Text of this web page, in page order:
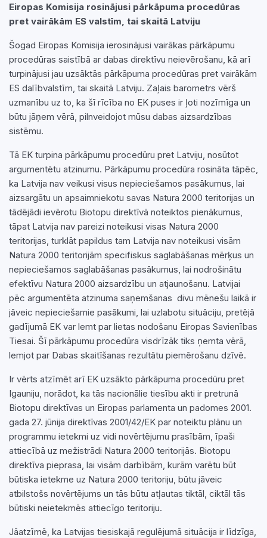
Eiropas Komisija rosinājusi pārkāpuma procedūras
pret vairākām ES valstīm, tai skaitā Latviju
Šogad Eiropas Komisija ierosinājusi vairākas pārkāpumu
procedūras saistībā ar dabas direktīvu neievērošanu, kā arī
turpinājusi jau uzsāktās pārkāpuma procedūras pret vairākām
ES dalībvalstīm, tai skaitā Latviju. Zaļais barometrs vērš
uzmanību uz to, ka šī rīcība no EK puses ir ļoti nozīmīga un
būtu jāņem vērā, pilnveidojot mūsu dabas aizsardzības
sistēmu.
Tā EK turpina pārkāpumu procedūru pret Latviju, nosūtot
argumentētu atzinumu. Pārkāpumu procedūra rosināta tāpēc,
ka Latvija nav veikusi visus nepieciešamos pasākumus, lai
aizsargātu un apsaimniekotu savas Natura 2000 teritorijas un
tādējādi ievērotu Biotopu direktīvā noteiktos pienākumus,
tāpat Latvija nav pareizi noteikusi visas Natura 2000
teritorijas, turklāt papildus tam Latvija nav noteikusi visām
Natura 2000 teritorijām specifiskus saglabāšanas mērķus un
nepieciešamos saglabāšanas pasākumus, lai nodrošinātu
efektīvu Natura 2000 aizsardzību un atjaunošanu. Latvijai
pēc argumentēta atzinuma saņemšanas divu mēnešu laikā ir
jāveic nepieciešamie pasākumi, lai uzlabotu situāciju, pretējā
gadījumā EK var lemt par lietas nodošanu Eiropas Savienības
Tiesai. Šī pārkāpumu procedūra visdrīzāk tiks ņemta vērā,
lemjot par Dabas skaitīšanas rezultātu piemērošanu dzīvē.
Ir vērts atzīmēt arī EK uzsākto pārkāpuma procedūru pret
Igauniju, norādot, ka tās nacionālie tiesību akti ir pretrunā
Biotopu direktīvas un Eiropas parlamenta un padomes 2001.
gada 27. jūnija direktīvas 2001/42/EK par noteiktu plānu un
programmu ietekmi uz vidi novērtējumu prasībām, īpaši
attiecībā uz mežistrādi Natura 2000 teritorijās. Biotopu
direktīva pieprasa, lai visām darbībām, kurām varētu būt
būtiska ietekme uz Natura 2000 teritoriju, būtu jāveic
atbilstošs novērtējums un tās būtu atļautas tiktāl, ciktāl tās
būtiski neietekmēs attiecīgo teritoriju.
Jāatzīmē, ka Latvijas tiesiskajā regulējumā situācija ir līdzīga,